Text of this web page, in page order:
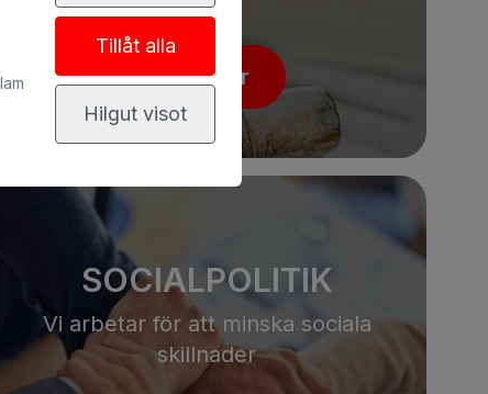
Läs mer
SOCIALPOLITIK
Vi arbetar för att minska sociala
skillnader
Tillåt alla
Hilgut visot